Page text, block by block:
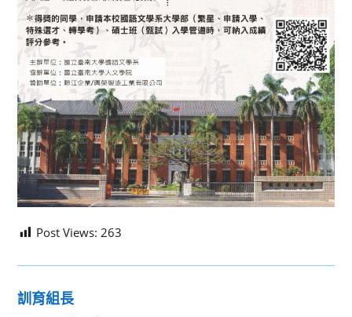
Post Views: 263
訓育組長